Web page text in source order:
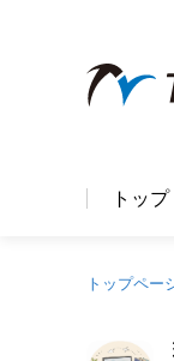
トップ
トップペー